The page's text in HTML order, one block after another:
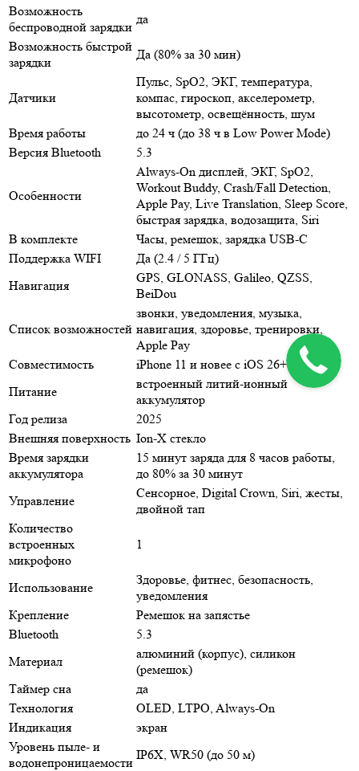
Возможность
беспроводной зарядки
да
Возможность быстрой
зарядки
Да (80% за 30 мин)
Датчики
Пульс, SpO2, ЭКГ, температура,
компас, гироскоп, акселерометр,
высотометр, освещённость, шум
Время работы
до 24 ч (до 38 ч в Low Power Mode)
Версия Bluetooth
5.3
Особенности
Always-On дисплей, ЭКГ, SpO2,
Workout Buddy, Crash/Fall Detection,
Apple Pay, Live Translation, Sleep Score,
быстрая зарядка, водозащита, Siri
В комплекте
Часы, ремешок, зарядка USB‑C
Поддержка WIFI
Да (2.4 / 5 ГГц)
Навигация
GPS, GLONASS, Galileo, QZSS,
BeiDou
Список возможностей
звонки, уведомления, музыка,
навигация, здоровье, тренировки,
Apple Pay
Совместимость
iPhone 11 и новее с iOS 26+
Питание
встроенный литий-ионный
аккумулятор
Год релиза
2025
Внешняя поверхность Ion-X стекло
Время зарядки
аккумулятора
15 минут заряда для 8 часов работы,
до 80% за 30 минут
Управление
Сенсорное, Digital Crown, Siri, жесты,
двойной тап
Количество
встроенных
микрофоно
1
Использование
Здоровье, фитнес, безопасность,
уведомления
Крепление
Ремешок на запястье
Bluetooth
5.3
Материал
алюминий (корпус), силикон
(ремешок)
Таймер сна
да
Технология
OLED, LTPO, Always-On
Индикация
экран
Уровень пыле- и
водонепроницаемости
IP6X, WR50 (до 50 м)